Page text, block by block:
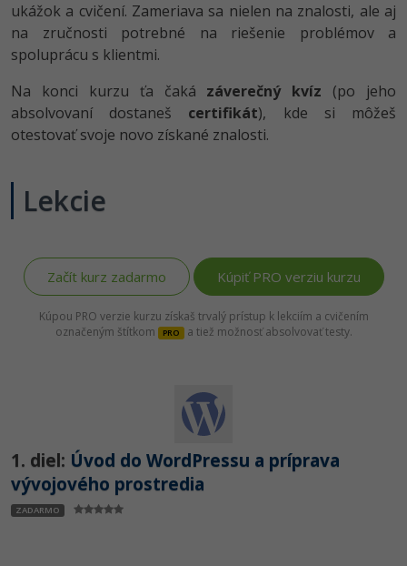
ukážok a cvičení. Zameriava sa nielen na znalosti, ale aj
na zručnosti potrebné na riešenie problémov a
spoluprácu s klientmi.
Na konci kurzu ťa čaká záverečný kvíz (po jeho
absolvovaní dostaneš certifikát), kde si môžeš
otestovať svoje novo získané znalosti.
Lekcie
Začít kurz zadarmo Kúpiť PRO verziu kurzu
Kúpou PRO verzie kurzu získaš trvalý prístup k lekciím a cvičením
označeným štítkom
PRO a tiež možnosť absolvovať testy.
1. diel: Úvod do WordPressu a príprava
vývojového prostredia
ZADARMO